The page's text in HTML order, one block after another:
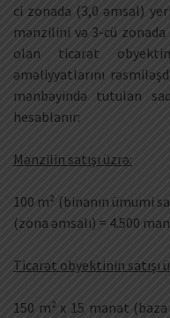
ci zonada (3,0 əmsal)
mənzilini və 3-cü zonada
olan ticarət
əməliyyatlarını
mənbəyində tutulan
hesablanır:
Mənzilin satışı üzrə:
100 m² (binanın ümumi
(zona əmsalı) = 4.500
Ticarət obyektinin satışı
150 m² x 15 manat